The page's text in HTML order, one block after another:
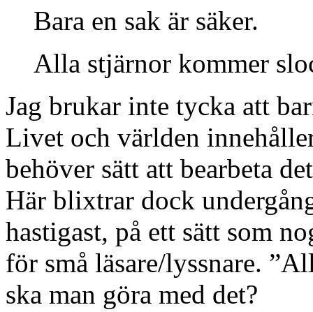
Bara en sak är säker.
Alla stjärnor kommer
Jag brukar inte tycka att
Livet och världen
behöver sätt att bearbeta
Här blixtrar dock
hastigast, på ett sätt som
för små läsare/lyssnare.
ska man göra med det?